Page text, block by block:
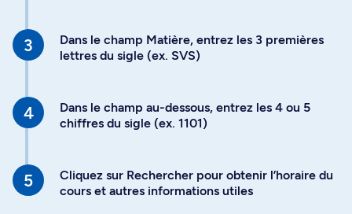
Dans le champ Matière, entrez les 3 premières
lettres du sigle (ex. SVS)
Dans le champ au-dessous, entrez les 4 ou 5
chiffres du sigle (ex. 1101)
Cliquez sur Rechercher pour obtenir l’horaire du
cours et autres informations utiles